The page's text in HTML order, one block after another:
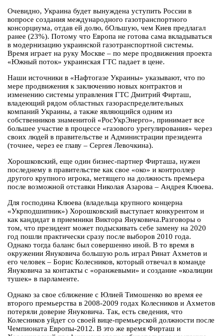
Очевидно, Украина будет вынуждена уступить России в
вопросе создания международного газотранспортного
консорциума, отдав ей долю, бОльшую, чем Киев предлагал
ранее (23%). Потому что Европа не готова сама вкладываться
в модернизацию украинской газотранспортной системы.
Время играет на руку Москве – по мере продвижения проекта
«Южный поток» украинская ГТС падает в цене.
Наши источники в «Нафтогазе Украины» указывают, что по
мере продвижения к заключению новых контрактов и
изменению системы управления ГТС Дмитрий Фирташ,
владеющий рядом областных газораспределительных
компаний Украины, а также являющийся одним из
собственников знаменитой «РосУкрЭнерго», принимает все
большее участие в процессе «газового урегулирования» через
своих людей в правительстве и Администрации президента
(точнее, через ее главу – Сергея Левочкина).
Хорошковский, еще один бизнес-партнер Фирташа, нужен
последнему в правительстве как свое «око» и контроллер
другого крупного игрока, метящего на должность премьера
после возможной отставки Николая Азарова – Андрея Клюева.
Для господина Клюева (владельца крупного концерна
«Укрподшипник») Хорошковский выступает конкурентом и
как кандидат в приемники Виктора Януковича.Разговоры о
том, что президент может подыскивать себе замену на 2020
год пошли практически сразу после выборов 2010 года.
Однако тогда баланс был совершенно иной. В то время в
окружении Януковича большую роль играл Ринат Ахметов и
его человек – Борис Колесников, который отвечал в команде
Януковича за контакты с «оранжевыми» и создание «коалиции
тушек» в парламенте.
Однако за свое сближение с Юлией Тимошенко во время ее
второго премьерства в 2008-2009 годах Колесников и Ахметов
потеряли доверие Януковича. Так, есть сведения, что
Колесников уйдет со своей вице-премьерской должности после
Чемпионата Европы-2012. В это же время Фирташ и